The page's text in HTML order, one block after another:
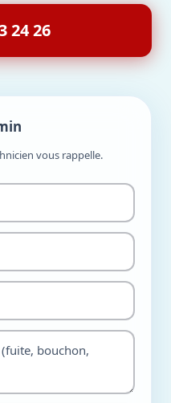
24 26
vous rappelle.